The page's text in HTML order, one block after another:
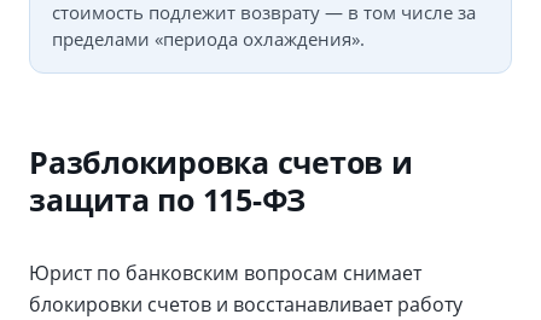
стоимость подлежит возврату — в том числе за
пределами «периода охлаждения».
Разблокировка счетов и
защита по 115-ФЗ
Юрист по банковским вопросам снимает
блокировки счетов и восстанавливает работу